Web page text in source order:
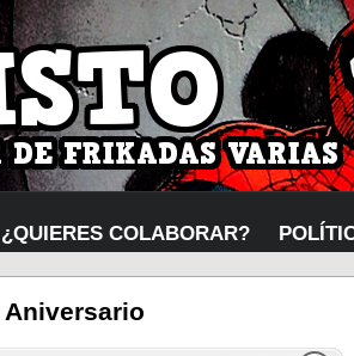
¿QUIERES COLABORAR?
Aniversario